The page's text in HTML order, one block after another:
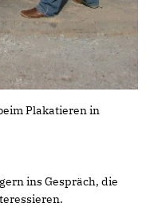
Plakatieren in
ins Gespräch, die